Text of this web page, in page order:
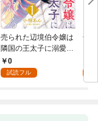
売られた辺境伯令嬢は
隣国の王太子に溺愛さ
れる 1
0
試読フル
千
家